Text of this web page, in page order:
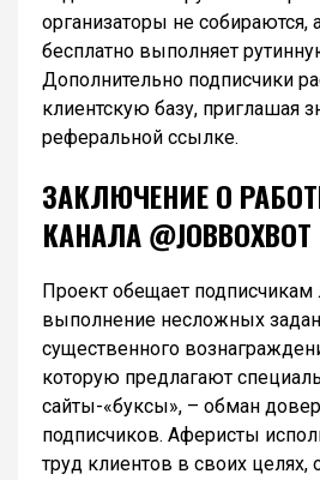
организаторы не собираются,
бесплатно выполняет
Дополнительно подписчики
клиентскую базу, приглашая
реферальной ссылке.
ЗАКЛЮЧЕНИЕ О
КАНАЛА @JOBBOXBOT
Проект обещает подписчикам
выполнение несложных
существенного
которую предлагают
сайты-«буксы», – обман
подписчиков. Аферисты
труд клиентов в своих